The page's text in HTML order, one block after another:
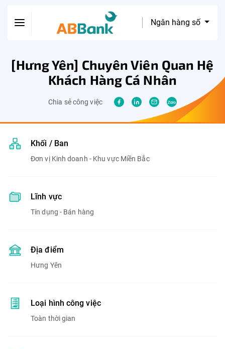
Ngân hàng số
[Hưng Yên] Chuyên Viên Quan Hệ
Khách Hàng Cá Nhân
Chia sẻ công việc
Khối / Ban
Đơn vị Kinh doanh - Khu vực Miền Bắc
Lĩnh vực
Tín dụng - Bán hàng
Địa điểm
Hưng Yên
Loại hình công việc
Toàn thời gian